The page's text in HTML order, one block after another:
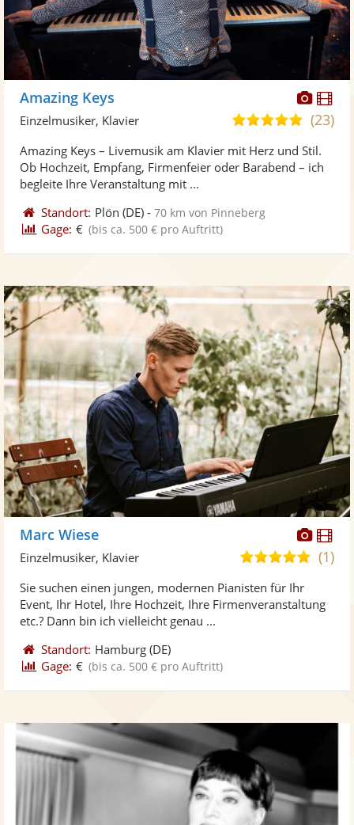
Fotos
Amazing Keys
5,0
5
(23)
Einzelmusiker, Klavier
Amazing Keys – Livemusik am Klavier mit Herz und Stil.
Ob Hochzeit, Empfang, Firmenfeier oder Barabend – ich
begleite Ihre Veranstaltung mit ...
Standort: Plön (DE) -70 km von Pinneberg
Gage: € (bis ca. 500 € pro Auftritt)
Marc Wiese
5,0
Sternen
(1)
Einzelmusiker, Klavier
Sie suchen einen jungen, modernen Pianisten für Ihr
Event, Ihr Hotel, Ihre Hochzeit, Ihre Firmenveranstaltung
etc.? Dann bin ich vielleicht genau ...
Standort: Hamburg (DE)
Gage: € (bis ca. 500 € pro Auftritt)